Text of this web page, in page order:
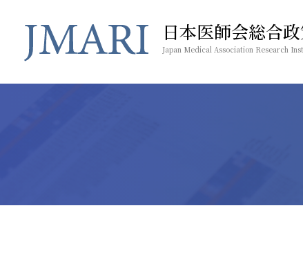
日本医師会総合
Japan Medical Association Research